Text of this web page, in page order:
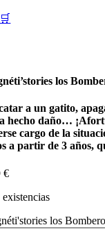
🛒
los
a un gatito,
hecho daño…
cargo de la
a partir de 3 años,
€
los